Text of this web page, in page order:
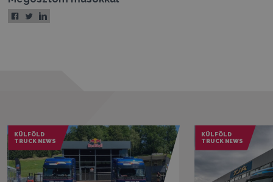
KÜLFÖLD
TRUCK NEWS
KÜLFÖLD
TRUCK NEWS